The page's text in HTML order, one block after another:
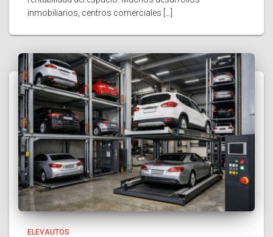
inmobiliarios, centros comerciales […]
ELEVAUTOS